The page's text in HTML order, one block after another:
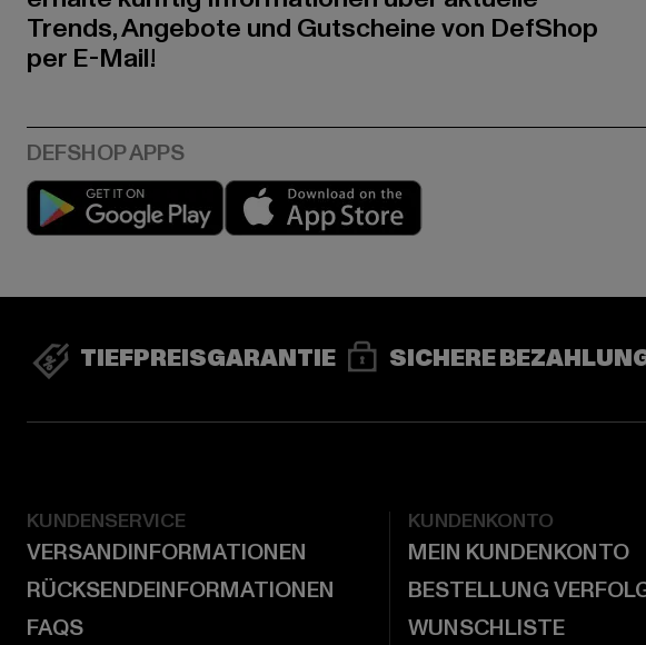
Trends, Angebote und Gutscheine von DefShop
per E-Mail!
Play market
TIEFPREISGARANTIE SICHERE
KUNDENSERVICE
VERSANDINFORMATIONEN
RÜCKSENDEINFORMATIONEN
FAQS
KUNDENKONTO
MEIN KUNDENKONTO
BESTELLUNG
WUNSCHLISTE